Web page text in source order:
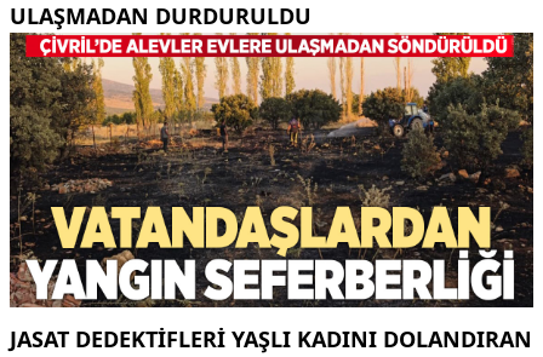
ULAŞMADAN DURDURULDU
JASAT DEDEKTIFLERI YAŞLI KADINI DOLANDIRAN